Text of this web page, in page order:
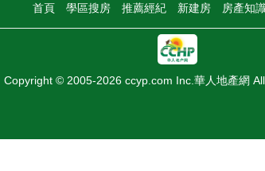
首頁 學區搜房 推薦經紀 新建房 房產知
Copyright © 2005-2026 ccyp.com Inc.華人地產網